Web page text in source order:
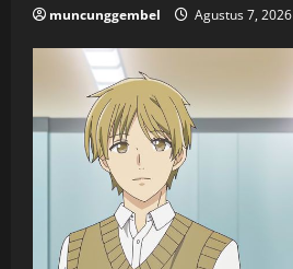
muncunggembel Agustus 7, 2026